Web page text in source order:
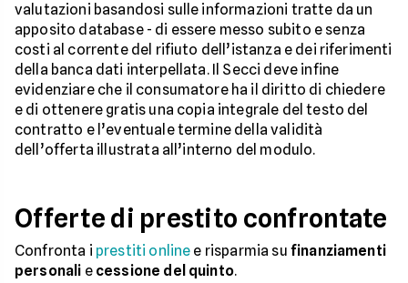
valutazioni basandosi sulle informazioni tratte da un
apposito database - di essere messo subito e senza
costi al corrente del rifiuto dell’istanza e dei riferimenti
della banca dati interpellata. Il Secci deve infine
evidenziare che il consumatore ha il diritto di chiedere
e di ottenere gratis una copia integrale del testo del
contratto e l’eventuale termine della validità
dell’offerta illustrata all’interno del modulo.
Offerte di prestito confrontate
Confronta i prestiti online e risparmia su finanziamenti
personali e cessione del quinto.